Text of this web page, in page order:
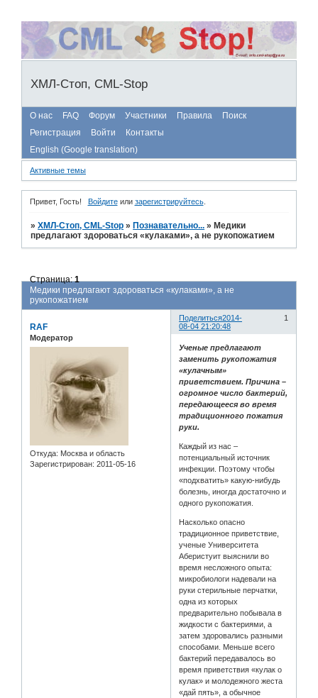
ХМЛ-Стоп, CML-Stop
О нас FAQ Форум Участники Правила
Поиск
Регистрация
Войти
Контакты
English (Google translation)
Активные темы
Привет, Гость! Войдитеили зарегистрируйтесь.
»ХМЛ-Стоп, CML-Stop » Познавательно... » Медики
предлагают здороваться «кулаками», а не рукопожатием
Медики предлагают здороваться «кулаками», а не
рукопожатием
Страница:1
Поделиться 1
2014-
08-04 21:20:48
RAF
Модератор
Откуда: Москва и область
Зарегистрирован: 2011-05-16
Ученые предлагают
заменить рукопожатия
«кулачным»
приветствием. Причина –
огромное число бактерий,
передающееся во время
традиционного пожатия
руки.
Каждый из нас –
потенциальный источник
инфекции. Поэтому чтобы
«подхватить» какую-нибудь
болезнь, иногда достаточно и
одного рукопожатия.
Насколько опасно
традиционное приветствие,
ученые Университета
Аберистуит выяснили во
время несложного опыта:
микробиологи надевали на
руки стерильные перчатки,
одна из которых
предварительно побывала в
жидкости с бактериями, а
затем здоровались разными
способами. Меньше всего
бактерий передавалось во
время приветствия «кулак о
кулак» и молодежного жеста
«дай пять», а обычное